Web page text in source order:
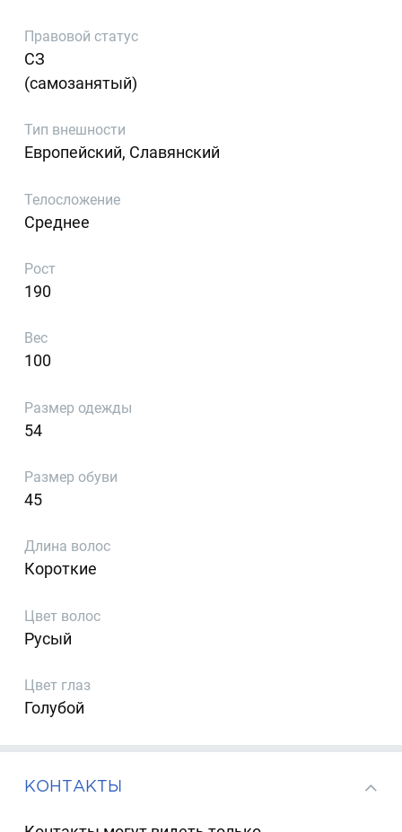
Правовой статус
СЗ
(самозанятый)
Тип внешности
Европейский, Славянский
Телосложение
Среднее
Рост
190
Вес
100
Размер одежды
54
Размер обуви
45
Длина волос
Короткие
Цвет волос
Русый
Цвет глаз
Голубой
КОНТАКТЫ